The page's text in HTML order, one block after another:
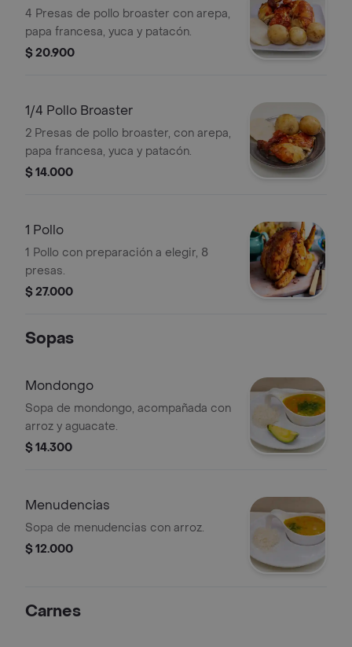
4 Presas de pollo broaster con arepa,
papa francesa, yuca y patacón.
$ 20.900
1/4 Pollo Broaster
2 Presas de pollo broaster, con arepa,
papa francesa, yuca y patacón.
$ 14.000
1 Pollo
1 Pollo con preparación a elegir, 8
presas.
$ 27.000
Sopas
Mondongo
Sopa de mondongo, acompañada con
arroz y aguacate.
$ 14.300
Menudencias
Sopa de menudencias con arroz.
$ 12.000
Carnes